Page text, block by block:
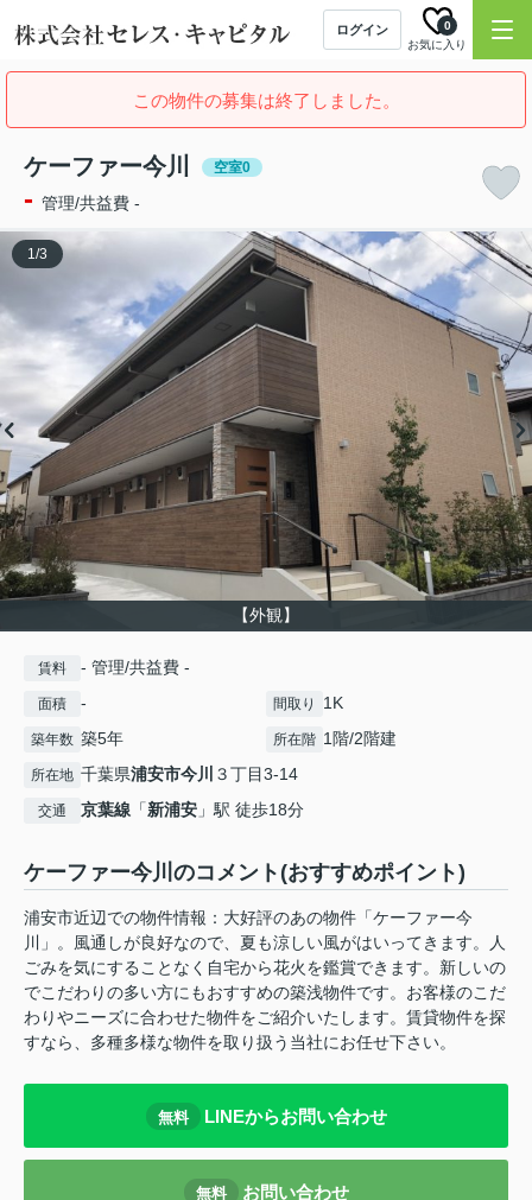
ログイン
お気に入り
0
この物件の募集は終了しました。
ケーファー今川 空室0
- 管理/共益費 -
【外観】
1/3
賃料 - 管理/共益費 -
面積 - 間取り 1K
築年数 築5年 所在階 1階/2階建
所在地 千葉県浦安市今川 ３丁目3-14
交通 京葉線 「新浦安 」駅 徒歩18分
ケーファー今川のコメント(おすすめポイント)
浦安市近辺での物件情報：大好評のあの物件「ケーファー今
川」。風通しが良好なので、夏も涼しい風がはいってきます。人
ごみを気にすることなく自宅から花火を鑑賞できます。新しいの
でこだわりの多い方にもおすすめの築浅物件です。お客様のこだ
わりやニーズに合わせた物件をご紹介いたします。賃貸物件を探
すなら、多種多様な物件を取り扱う当社にお任せ下さい。
無料 LINEからお問い合わせ
無料 お問い合わせ